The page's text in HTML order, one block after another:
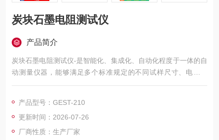
炭块石墨电阻测试仪
产品简介
炭块石墨电阻测试仪-是智能化、集成化、自动化程度于一体的自
动测量仪器，能够满足多个标准规定的不同试样尺寸、电流换
向、电流切换、自动施加压力及多组探针同时测量的仪器自动化
产品型号：GEST-210
更新时间：2026-07-26
厂商性质：生产厂家